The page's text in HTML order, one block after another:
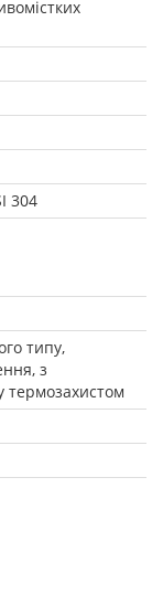
304
типу,
з
термозахистом